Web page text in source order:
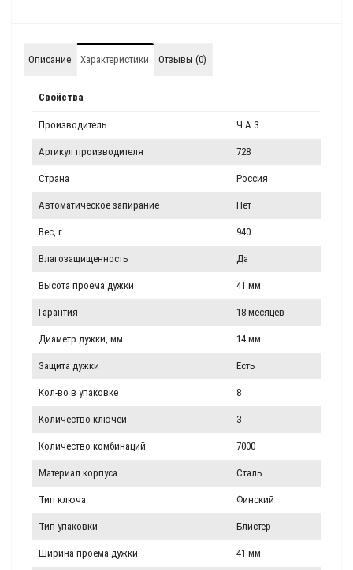
Описание Характеристики Отзывы (0)
Свойства
Производитель Ч.А.З.
Артикул производителя 728
Страна Россия
Автоматическое запирание Нет
Вес, г 940
Влагозащищенность Да
Высота проема дужки 41 мм
Гарантия 18 месяцев
Диаметр дужки, мм 14 мм
Защита дужки Есть
Кол-во в упаковке 8
Количество ключей 3
Количество комбинаций 7000
Материал корпуса Сталь
Тип ключа Финский
Тип упаковки Блистер
Ширина проема дужки 41 мм